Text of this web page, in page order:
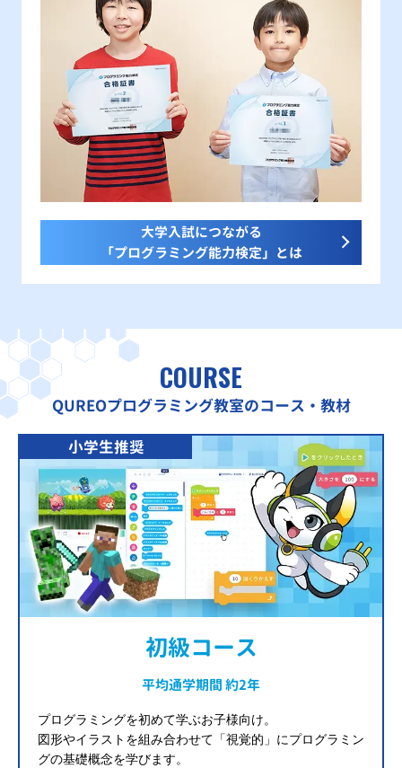
大学入試につながる
「プログラミング能力検定」とは
COURSE
QUREOプログラミング教室のコース・教材
小学生推奨
初級コース
平均通学期間 約2年
プログラミングを初めて学ぶお子様向け。
図形やイラストを組み合わせて「視覚的」にプログラミン
グの基礎概念を学びます。